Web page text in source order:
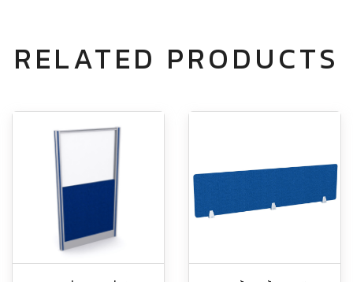
RELATED PRODUCTS